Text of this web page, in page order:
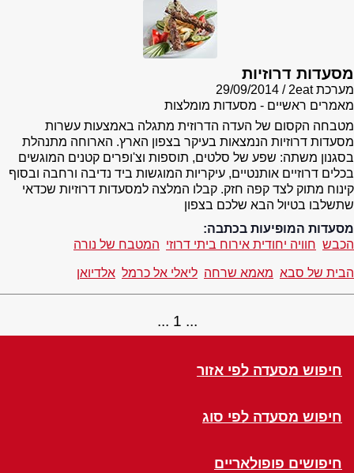
מסעדות דרוזיות
מערכת 2eat
29/09/2014
מאמרים ראשיים - מסעדות מומלצות
מטבחה הקסום של העדה הדרוזית מתגלה באמצעות עשרות
מסעדות דרוזיות הנמצאות בעיקר בצפון הארץ. הארוחה מתנהלת
בסגנון משתה: שפע של סלטים, תוספות וצ'ופרים קטנים המוגשים
בכלים דרוזיים אותנטיים, עיקריות המוגשות ביד נדיבה ורחבה ובסוף
קינוח מתוק לצד קפה חזק. קבלו המלצה למסעדות דרוזיות שכדאי
שתשלבו בטיול הבא שלכם בצפון
מסעדות המופיעות בכתבה:
הכבש חוויה יחודית אירוח ביתי דרוזי המטבח של נורה
הבית של סבא מאמא שרחה ליאלי אל כרמל אלדיואן
1
חיפוש מסעדה לפי אזור
חיפוש מסעדה לפי סוג
חיפושים פופולאריים